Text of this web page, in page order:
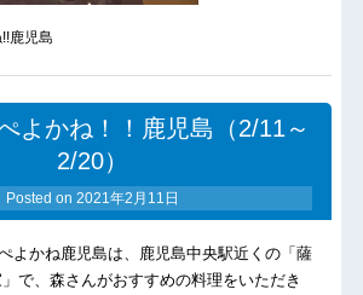
鹿児島
よかね！！鹿児島（2/11～
2/20）
Posted on 2021年2月11日
よかね鹿児島は、鹿児島中央駅近くの「薩
で、森さんがおすすめの料理をいただき